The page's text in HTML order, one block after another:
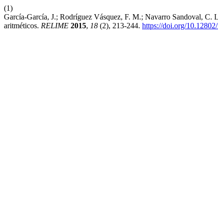
(1)
García-García, J.; Rodríguez Vásquez, F. M.; Navarro Sandoval, C.
aritméticos. RELIME 2015, 18 (2), 213-244. https://doi.org/